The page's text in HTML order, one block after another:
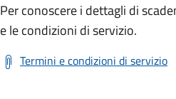
Per conoscere i dettagli di
e le condizioni di servizio.
Termini e condizioni di servizio